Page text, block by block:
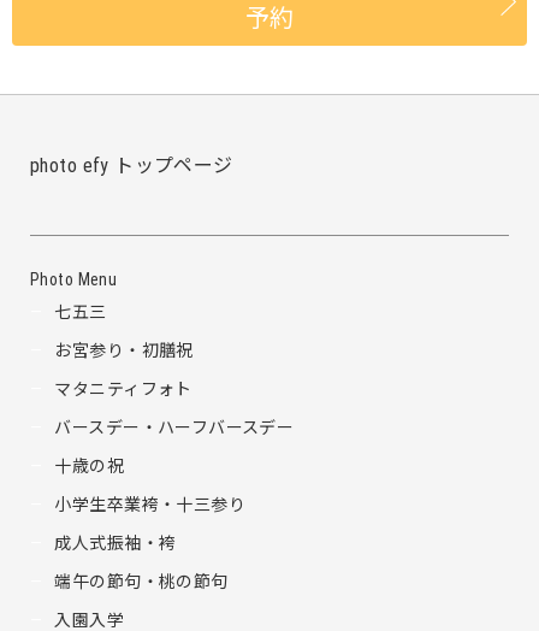
予約
photo efy トップページ
Photo Menu
七五三
お宮参り・初膳祝
マタニティフォト
バースデー・ハーフバースデー
十歳の祝
小学生卒業袴・十三参り
成人式振袖・袴
端午の節句・桃の節句
入園入学